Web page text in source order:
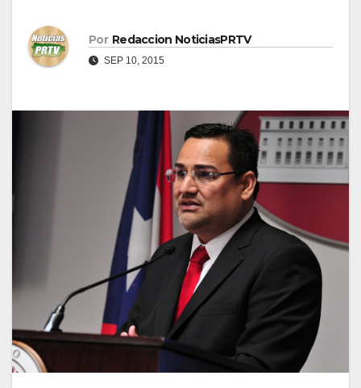
Por Redaccion NoticiasPRTV
SEP 10, 2015